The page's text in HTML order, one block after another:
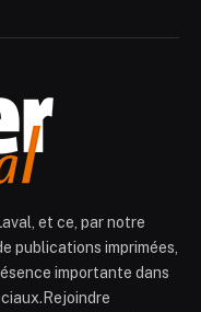
et ce, par notre
publications imprimées,
importante dans